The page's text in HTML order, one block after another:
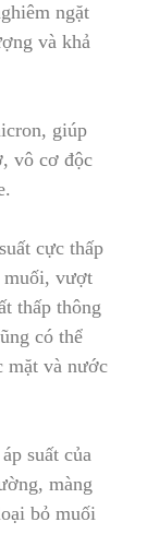
ngặt
và khả
, giúp
vô cơ độc
cực thấp
muối, vượt
thấp thông
có thể
mặt và nước
suất của
màng
bỏ muối